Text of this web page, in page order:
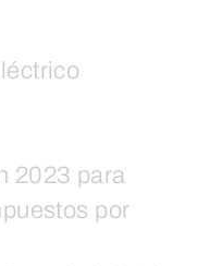
2023 para
por